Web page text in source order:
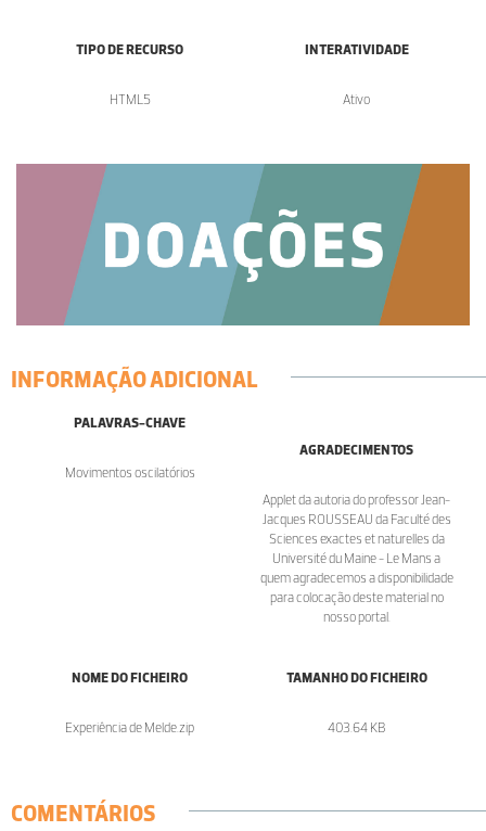
TIPO DE RECURSO
HTML5
INTERATIVIDADE
Ativo
INFORMAÇÃO ADICIONAL
PALAVRAS-CHAVE
Movimentos oscilatórios
AGRADECIMENTOS
Applet da autoria do professor Jean-
Jacques ROUSSEAU da Faculté des
Sciences exactes et naturelles da
Université du Maine - Le Mans a
quem agradecemos a disponibilidade
para colocação deste material no
nosso portal.
NOME DO FICHEIRO
Experiência de Melde.zip
TAMANHO DO FICHEIRO
403.64 KB
COMENTÁRIOS